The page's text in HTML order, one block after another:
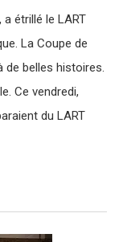
étrillé le LART
La Coupe de
de belles histoires.
Ce vendredi,
du LART